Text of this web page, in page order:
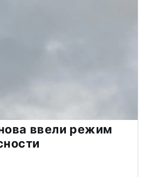
ввели режим